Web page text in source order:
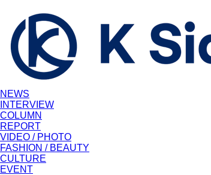
NEWS
INTERVIEW
COLUMN
REPORT
VIDEO / PHOTO
FASHION / BEAUTY
CULTURE
EVENT